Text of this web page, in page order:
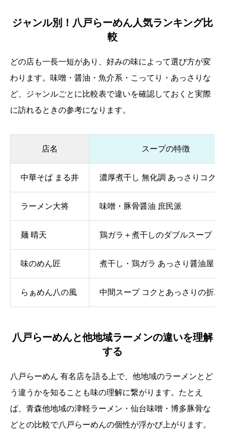
ジャンル別！八戸らーめん人気ランキング比
較
どの店も一長一短があり、好みの味によって選び方が変
わります。味噌・醤油・魚介系・こってり・あっさりな
ど、ジャンルごとに比較表で違いを確認しておくと実際
に訪れるときの参考になります。
店名 スープの特徴
中華そば まる井 濃厚煮干し 無化調 あっさりコク
ラーメン大将 味噌・豚骨醤油 庶民派
麺 晴天 鶏ガラ＋煮干しのダブルスープ
味のめん匠 煮干し・鶏ガラ あっさり醤油屋台
らぁめん八の風 中間スープ コクとあっさりの折衷
八戸らーめんと他地域ラーメンの違いを理解
する
八戸らーめん 有名店を語る上で、他地域のラーメンとど
う違うかを知ることも味の理解に繋がります。たとえ
ば、青森他地域の津軽ラーメン・仙台味噌・博多豚骨な
どとの比較で八戸らーめんの個性が浮かび上がります。